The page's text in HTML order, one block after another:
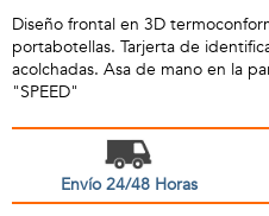
Diseño frontal en 3D
portabotellas. Tarjerta de
acolchadas. Asa de mano en la
"SPEED"
Envío 24/48 Horas